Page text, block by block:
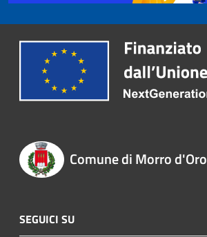
Comune di Morro d'Oro
SEGUICI SU